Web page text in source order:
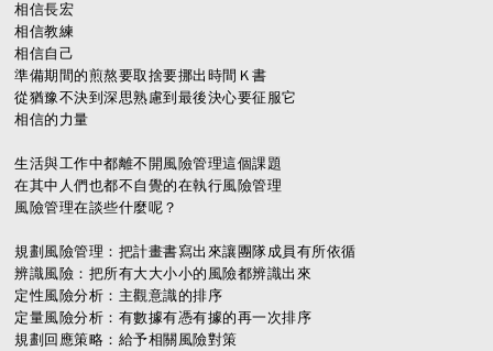
相信長宏
相信教練
相信自己
準備期間的煎熬要取捨要挪出時間Ｋ書
從猶豫不決到深思熟慮到最後決心要征服它
相信的力量
生活與工作中都離不開風險管理這個課題
在其中人們也都不自覺的在執行風險管理
風險管理在談些什麼呢？
規劃風險管理：把計畫書寫出來讓團隊成員有所依循
辨識風險：把所有大大小小的風險都辨識出來
定性風險分析：主觀意識的排序
定量風險分析：有數據有憑有據的再一次排序
規劃回應策略：給予相關風險對策